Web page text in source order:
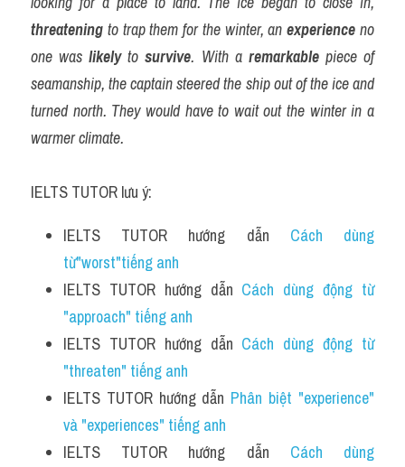
threatening to trap them for the winter, an experience no
one was likely to survive. With a remarkable piece of
seamanship, the captain steered the ship out of the ice and
turned north. They would have to wait out the winter in a
warmer climate.
IELTS TUTOR lưu ý:
IELTS TUTOR hướng dẫn Cách dùng
từ"worst"tiếng anh
IELTS TUTOR hướng dẫn Cách dùng động từ
"approach" tiếng anh
IELTS TUTOR hướng dẫn Cách dùng động từ
"threaten" tiếng anh
IELTS TUTOR hướng dẫn Phân biệt "experience"
và "experiences" tiếng anh
IELTS TUTOR hướng dẫn Cách dùng